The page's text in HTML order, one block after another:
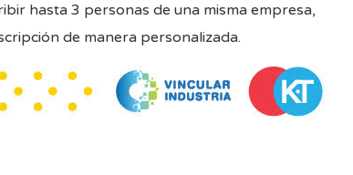
hasta 3 personas de una misma empresa,
de manera personalizada.